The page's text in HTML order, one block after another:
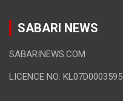
SABARI NEWS
SABARINEWS.COM
LICENCE NO: KL07D0003595